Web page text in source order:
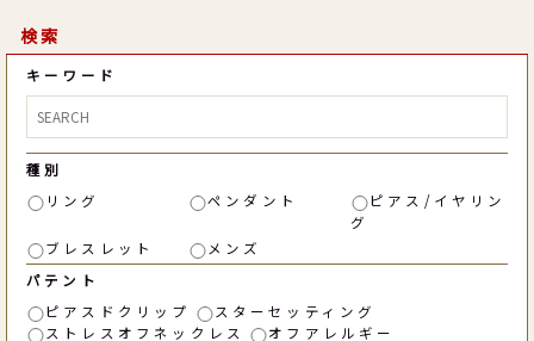
検索
キーワード
種別
リング
ペンダント
ピアス/イヤリン
グ
ブレスレット
メンズ
パテント
ピアスドクリップ
スターセッティング
ストレスオフネックレス
オフアレルギー